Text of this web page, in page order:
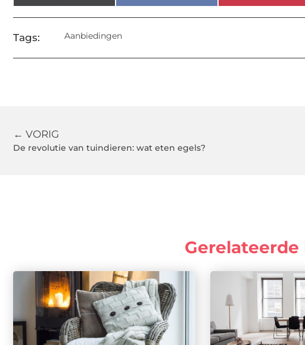
Tags: Aanbiedingen
← VORIG
De revolutie van tuindieren: wat eten egels?